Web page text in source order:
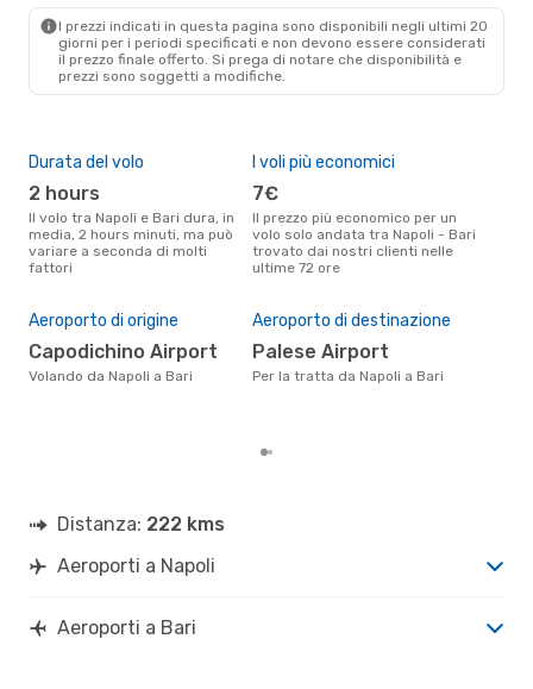
I prezzi indicati in questa pagina sono disponibili negli ultimi 20
giorni per i periodi specificati e non devono essere considerati
il ​​prezzo finale offerto. Si prega di notare che disponibilità e
prezzi sono soggetti a modifiche.
Durata del volo
2 hours
Il volo tra Napoli e Bari dura, in
media, 2 hours minuti, ma può
variare a seconda di molti
fattori
I voli più economici
7€
Il prezzo più economico per un
volo solo andata tra Napoli - Bari
trovato dai nostri clienti nelle
ultime 72 ore
Aeroporto di origine
Capodichino Airport
Volando da Napoli a Bari
Aeroporto di destinazione
Palese Airport
Per la tratta da Napoli a Bari
Distanza: 222 kms
Aeroporti a Napoli
Aeroporti a Bari